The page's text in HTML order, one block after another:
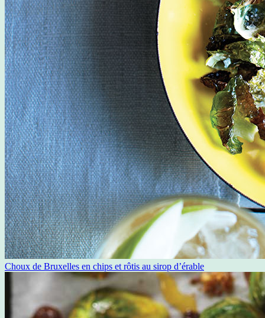
Choux de Bruxelles en chips et rôtis au sirop d’érable